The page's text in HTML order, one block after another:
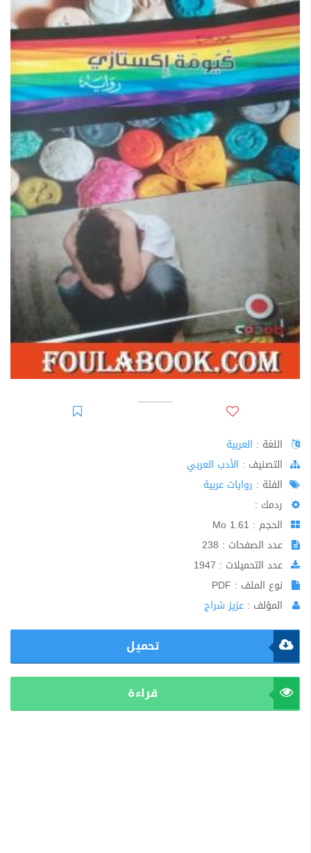
اللغة : العربية
اﻟﺘﺼﻨﻴﻒ : الأدب العربي
الفئة : روايات عربية
ردمك :
الحجم : 1.61 Mo
عدد الصفحات : 238
عدد التحميلات : 1947
نوع الملف : PDF
المؤلف : عزيز شراج
تحميل
قراءة